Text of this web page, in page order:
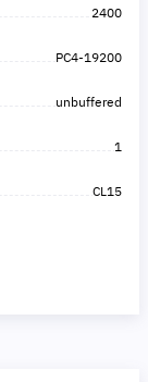
2400
PC4-19200
unbuffered
1
CL15